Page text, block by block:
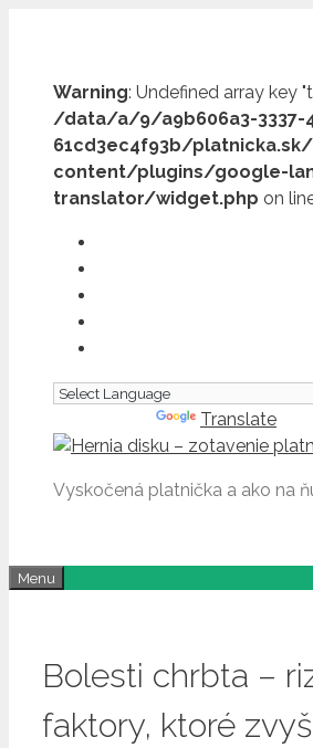
Warning: Undefined array key
/data/a/9/a9b606a3-3337-
61cd3ec4f93b/
content/plugins/google-
translator/widget.php on
Translate
Vyskočená platnička a ako na
Menu
Bolesti chrbta –
faktory, ktoré